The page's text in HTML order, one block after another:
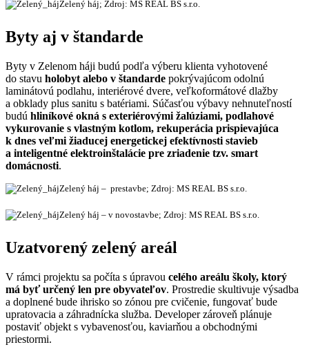
Zelený háj; Zdroj: MS REAL BS s.r.o.
Byty aj v štandarde
Byty v Zelenom háji budú podľa výberu klienta vyhotovené
do stavu holobyt alebo v štandarde pokrývajúcom odolnú
laminátovú podlahu, interiérové dvere, veľkoformátové dlažby
a obklady plus sanitu s batériami. Súčasťou výbavy nehnuteľností
budú hliníkové okná s exteriérovými žalúziami, podlahové
vykurovanie s vlastným kotlom, rekuperácia prispievajúca
k dnes veľmi žiaducej energetickej efektívnosti stavieb
a inteligentné elektroinštalácie pre zriadenie tzv. smart
domácnosti.
Zelený háj – prestavbe; Zdroj: MS REAL BS s.r.o.
Zelený háj – v novostavbe; Zdroj: MS REAL BS s.r.o.
Uzatvorený zelený areál
V rámci projektu sa počíta s úpravou celého areálu školy, ktorý
má byť určený len pre obyvateľov. Prostredie skultivuje výsadba
a doplnené bude ihrisko so zónou pre cvičenie, fungovať bude
upratovacia a záhradnícka služba. Developer zároveň plánuje
postaviť objekt s vybavenosťou, kaviarňou a obchodnými
priestormi.